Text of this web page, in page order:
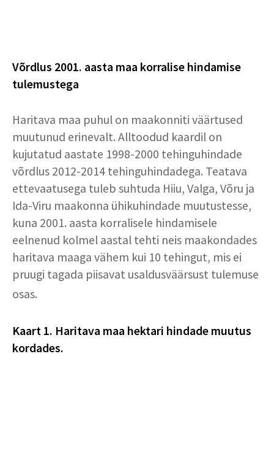
Võrdlus 2001. aasta maa korralise hindamise
tulemustega
Haritava maa puhul on maakonniti väärtused
muutunud erinevalt. Alltoodud kaardil on
kujutatud aastate 1998-2000 tehinguhindade
võrdlus 2012-2014 tehinguhindadega. Teatava
ettevaatusega tuleb suhtuda Hiiu, Valga, Võru ja
Ida-Viru maakonna ühikuhindade muutustesse,
kuna 2001. aasta korralisele hindamisele
eelnenud kolmel aastal tehti neis maakondades
haritava maaga vähem kui 10 tehingut, mis ei
pruugi tagada piisavat usaldusväärsust tulemuse
osas.
Kaart 1. Haritava maa hektari hindade muutus
kordades.